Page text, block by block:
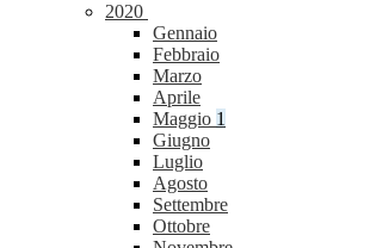
2020
Gennaio
Febbraio
Marzo
Aprile
Maggio 1
Giugno
Luglio
Agosto
Settembre
Ottobre